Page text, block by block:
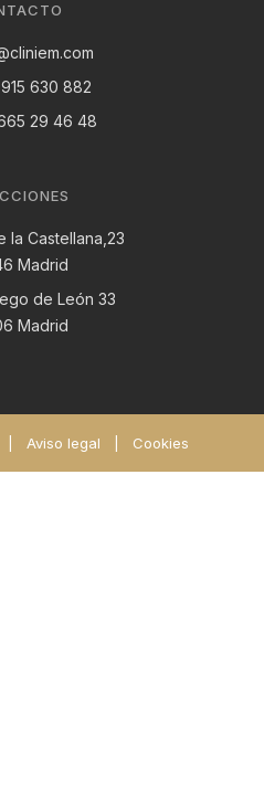
630 882
29 46 48
la Castellana,23
Madrid
de León 33
Madrid
Aviso legal Cookies